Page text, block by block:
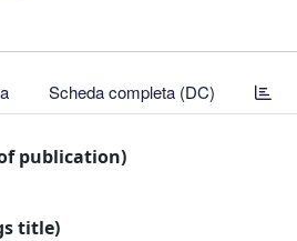
Scheda completa (DC)
publication)
title)